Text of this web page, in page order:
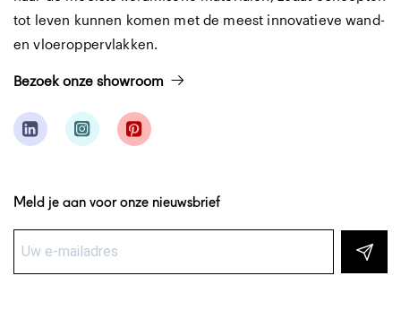
tot leven kunnen komen met de meest innovatieve wand-
en vloeroppervlakken.
Bezoek onze showroom
Meld je aan voor onze nieuwsbrief